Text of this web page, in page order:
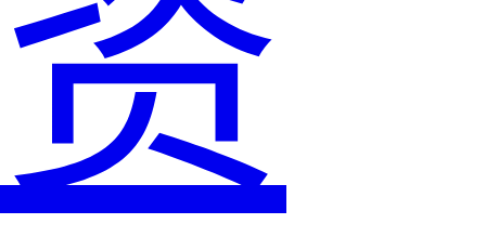
资